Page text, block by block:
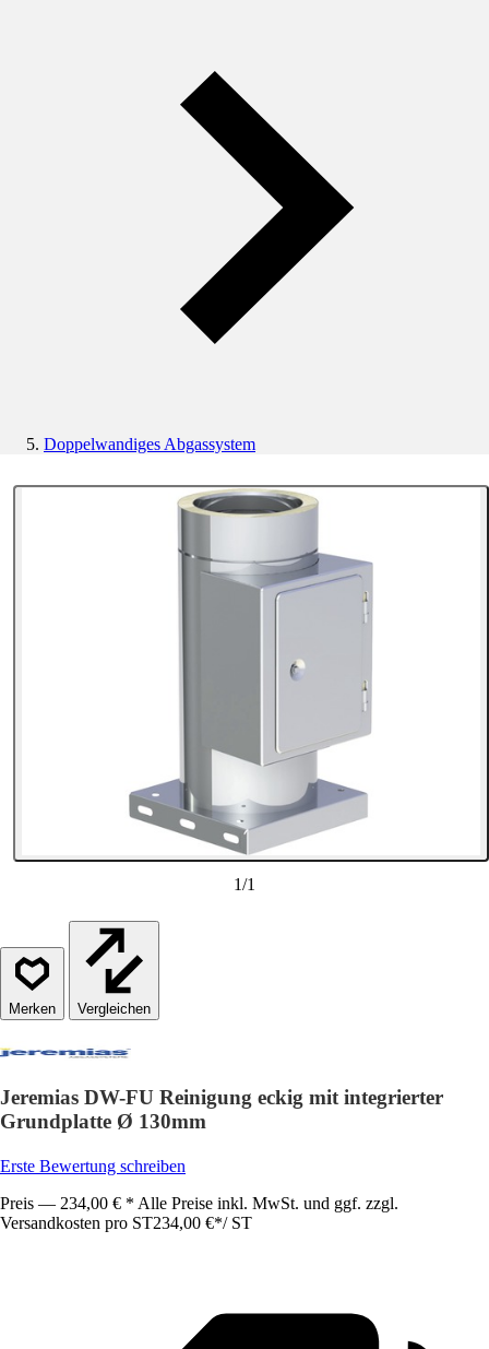
Doppelwandiges Abgassystem
1/1
Vergleichen
Jeremias DW-FU Reinigung eckig mit integrierter
Grundplatte Ø 130mm
Erste Bewertung schreiben
Preis — 234,00 € * Alle Preise inkl. MwSt. und ggf. zzgl.
Versandkosten pro ST234,00 €*/ ST